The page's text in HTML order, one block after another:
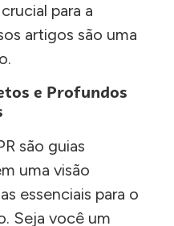
para a
artigos são uma
e Profundos
são guias
uma visão
essenciais para o
Seja você um